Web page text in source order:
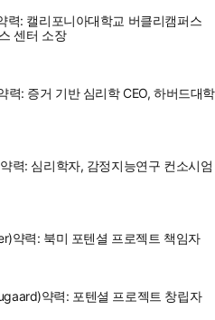
력: 캘리포니아대학교 버클리캠퍼스
센터 소장
력: 증거 기반 심리학 CEO, 하버드대학
력: 심리학자, 감정지능연구 컨소시엄
약력: 북미 포텐셜 프로젝트 책임자
약력: 포텐셜 프로젝트 창립자